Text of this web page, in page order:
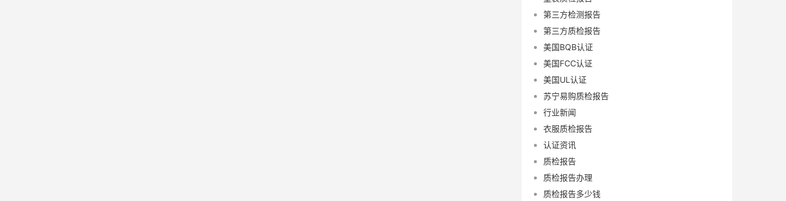
第三方检测报告
第三方质检报告
美国BQB认证
美国FCC认证
美国UL认证
苏宁易购质检报告
行业新闻
衣服质检报告
认证资讯
质检报告
质检报告办理
质检报告多少钱